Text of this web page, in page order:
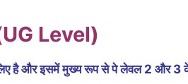
(UG Level)
लिए है और इसमें मुख्य रूप से पे लेवल 2 और 3